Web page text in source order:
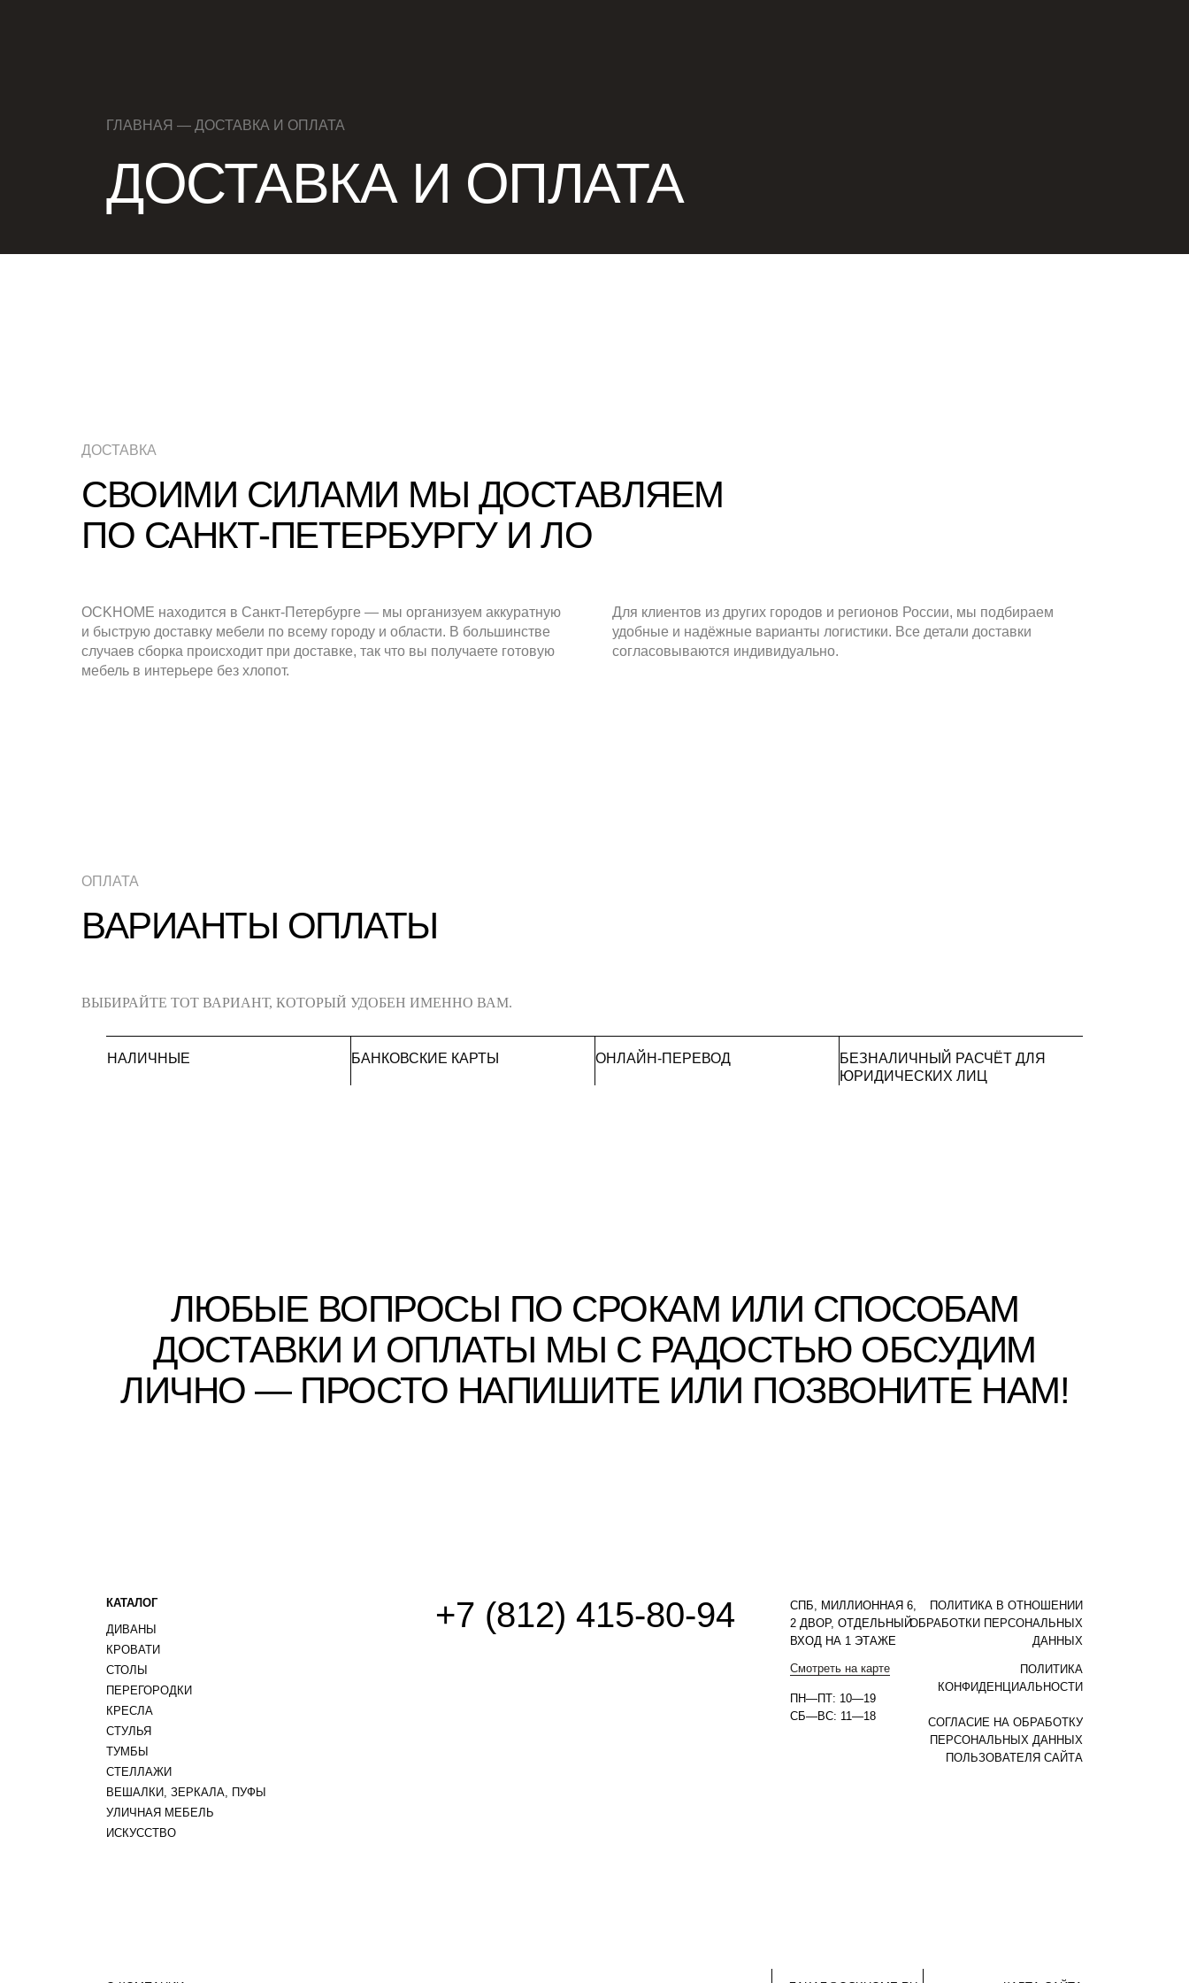
ГЛАВНАЯ — ДОСТАВКА И ОПЛАТА
ДОСТАВКА И ОПЛАТА
ДОСТАВКА
СВОИМИ СИЛАМИ МЫ ДОСТАВЛЯЕМ
ПО САНКТ-ПЕТЕРБУРГУ И ЛО
OCKHOME находится в Санкт-Петербурге — мы организуем аккуратную
и быструю доставку мебели по всему городу и области. В большинстве
случаев сборка происходит при доставке, так что вы получаете готовую
мебель в интерьере без хлопот.
Для клиентов из других городов и регионов России, мы подбираем
удобные и надёжные варианты логистики. Все детали доставки
согласовываются индивидуально.
ОПЛАТА
ВАРИАНТЫ ОПЛАТЫ
ВЫБИРАЙТЕ ТОТ ВАРИАНТ, КОТОРЫЙ УДОБЕН ИМЕННО ВАМ.
НАЛИЧНЫЕ БАНКОВСКИЕ КАРТЫ ОНЛАЙН-ПЕРЕВОД
БЕЗНАЛИЧНЫЙ РАСЧЁТ ДЛЯ
ЮРИДИЧЕСКИХ ЛИЦ
ЛЮБЫЕ ВОПРОСЫ ПО СРОКАМ ИЛИ СПОСОБАМ
ДОСТАВКИ И ОПЛАТЫ МЫ С РАДОСТЬЮ ОБСУДИМ
ЛИЧНО — ПРОСТО НАПИШИТЕ ИЛИ ПОЗВОНИТЕ НАМ!
ИСКУССТВО
УЛИЧНАЯ МЕБЕЛЬ
ВЕШАЛКИ, ЗЕРКАЛА, ПУФЫ
СТЕЛЛАЖИ
ТУМБЫ
СТУЛЬЯ
КРЕСЛА
ПЕРЕГОРОДКИ
СТОЛЫ
КРОВАТИ
ДИВАНЫ
КАТАЛОГ
СОГЛАСИЕ НА ОБРАБОТКУ
ПЕРСОНАЛЬНЫХ ДАННЫХ
ПОЛЬЗОВАТЕЛЯ САЙТА
ПОЛИТИКА
КОНФИДЕНЦИАЛЬНОСТИ
ПОЛИТИКА В ОТНОШЕНИИ
ОБРАБОТКИ ПЕРСОНАЛЬНЫХ
ДАННЫХ
СПБ, МИЛЛИОННАЯ 6,
2 ДВОР, ОТДЕЛЬНЫЙ
ВХОД НА 1 ЭТАЖЕ
Смотреть на карте
ПН—ПТ: 10—19
СБ—ВС: 11—18
+7 (812) 415-80-94